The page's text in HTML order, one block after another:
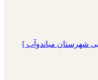
شهرستان میاندوآب ]